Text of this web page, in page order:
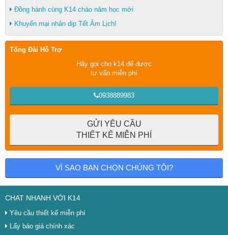
Đồng hành cùng K14 chào năm học mới
Khuyến mại nhân dịp Tết Âm Lịch!
Tổng Đài Hỗ Trợ
Hãy gọi cho k14 để được
tư vấn miễn phí
0938889983
GỬI YÊU CẦU
THIẾT KẾ MIỄN PHÍ
VÌ SAO BẠN CHỌN CHÚNG TÔI?
CHAT NHANH VỚI K14
Yêu cầu thiết kế miễn phí
Lấy báo giá chính xác